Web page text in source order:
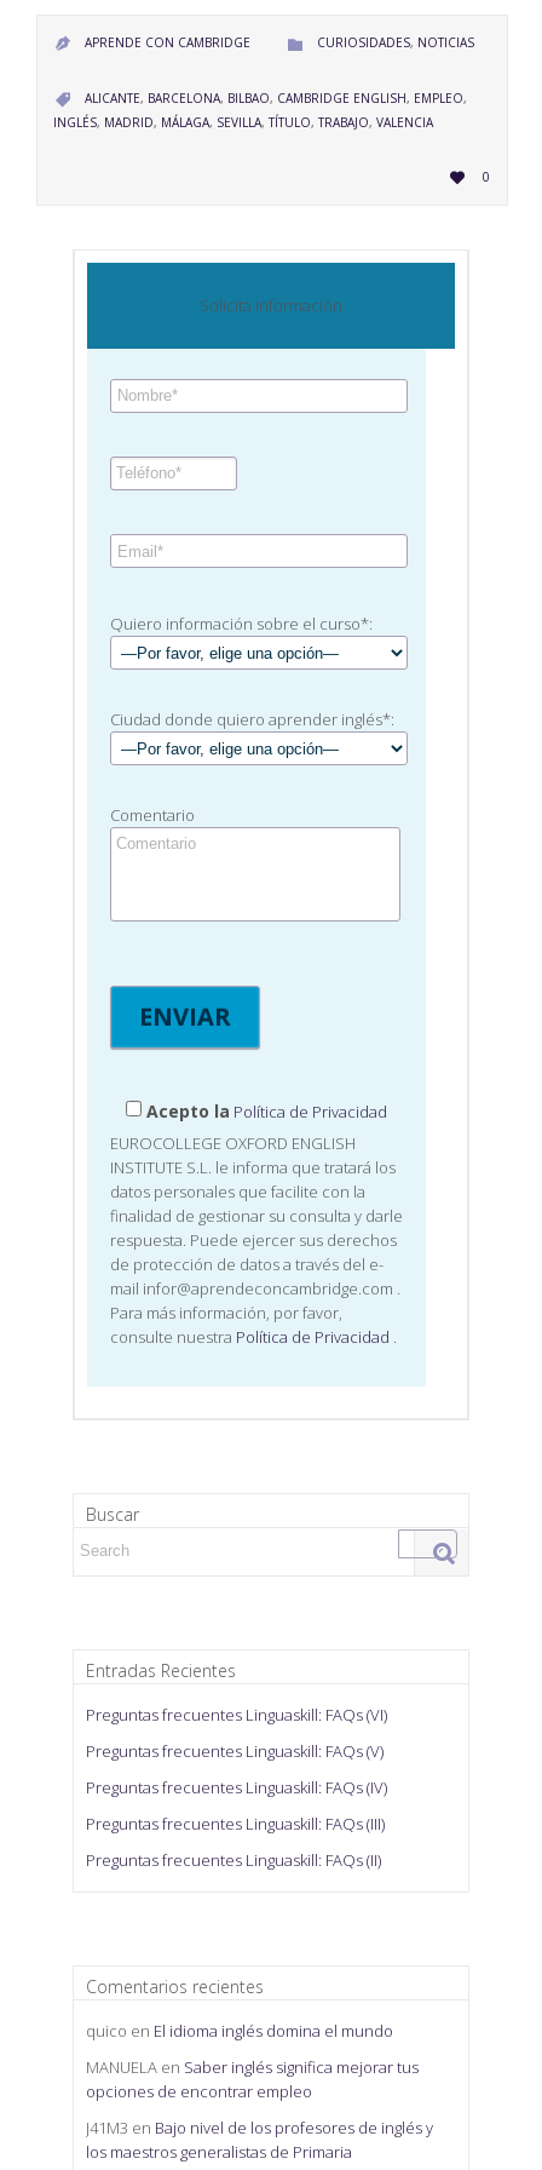
 APRENDE CON CAMBRIDGE  CATEGORY
CURIOSIDADES, NOTICIAS
 CATEGORY
ALICANTE, BARCELONA, BILBAO, CAMBRIDGE ENGLISH, EMPLEO,
INGLÉS, MADRID, MÁLAGA, SEVILLA,TÍTULO,TRABAJO, VALENCIA
 LOVE
IT0
Solicita información
Quiero información sobre el curso*:
Ciudad donde quiero aprender inglés*:
Comentario
Acepto la Política de Privacidad
EUROCOLLEGE OXFORD ENGLISH
INSTITUTE S.L. le informa que tratará los
datos personales que facilite con la
finalidad de gestionar su consulta y darle
respuesta. Puede ejercer sus derechos
de protección de datos a través del e-
mail infor@aprendeconcambridge.com .
Para más información, por favor,
consulte nuestra Política de Privacidad .
Buscar
Entradas Recientes
Preguntas frecuentes Linguaskill: FAQs (VI)
Preguntas frecuentes Linguaskill: FAQs (V)
Preguntas frecuentes Linguaskill: FAQs (IV)
Preguntas frecuentes Linguaskill: FAQs (III)
Preguntas frecuentes Linguaskill: FAQs (II)
Comentarios recientes
quico en El idioma inglés domina el mundo
MANUELA en Saber inglés significa mejorar tus
opciones de encontrar empleo
J41M3 en Bajo nivel de los profesores de inglés y
los maestros generalistas de Primaria